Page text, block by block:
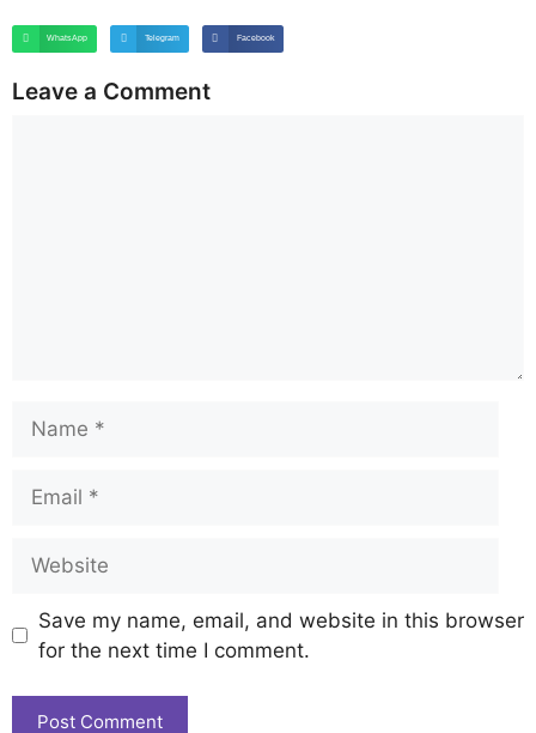
WhatsApp Telegram Facebook
Leave a Comment
Save my name, email, and website in this browser
for the next time I comment.